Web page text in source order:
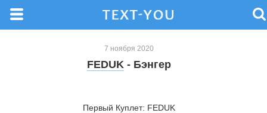
7 ноября 2020
FEDUK - Бэнгер
Первый Куплет: FEDUK